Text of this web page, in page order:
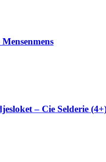
– Cie Selderie